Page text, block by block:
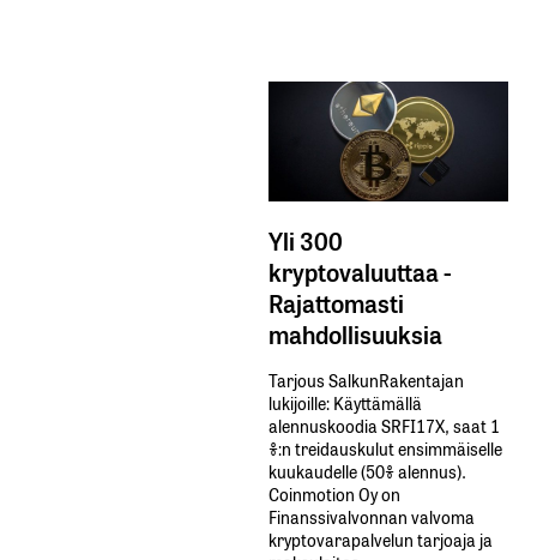
Yli 300
kryptovaluuttaa -
Rajattomasti
mahdollisuuksia
Tarjous SalkunRakentajan
lukijoille: Käyttämällä​ ​
alennuskoodia​ ​SRFI17X,​ ​saat​ ​1
%:n treidauskulut​ ​ensimmäiselle​ ​
kuukaudelle​ ​(50%​ ​alennus).
Coinmotion Oy on
Finanssivalvonnan valvoma
kryptovarapalvelun tarjoaja ja